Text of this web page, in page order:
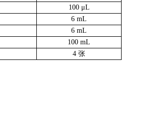
100 μL
6 mL
6 mL
100 mL
4 张